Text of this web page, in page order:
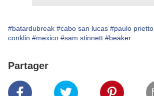
#batardubreak #cabo san lucas #paulo prietto
conklin #mexico #sam stinnett #beaker
Partager